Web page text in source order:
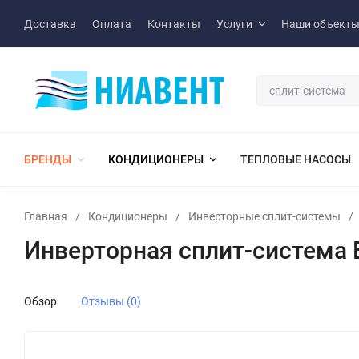
Доставка Оплата Контакты Услуги Наши объекты
БРЕНДЫ КОНДИЦИОНЕРЫ ТЕПЛОВЫЕ НАСОСЫ
Главная / Кондиционеры / Инверторные сплит-системы /
Инверторная сплит-система
Обзор Отзывы (0)